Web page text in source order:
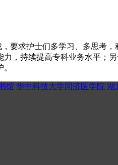
要求护士们多学习、多思考，
，持续提高专科业务水平；
馆 华中科技大学同济医学院 湖